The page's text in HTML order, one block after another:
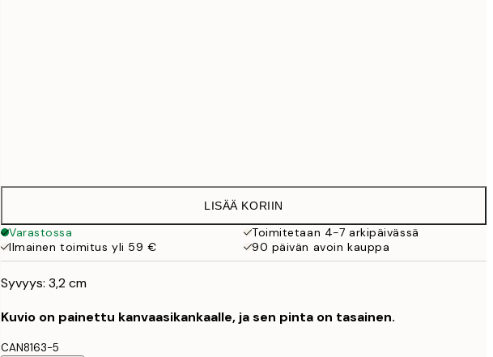
LISÄÄ KORIIN
Varastossa
Toimitetaan 4-7 arkipäivässä
Ilmainen toimitus yli 59 €
90 päivän avoin kauppa
Syvyys: 3,2 cm
Kuvio on painettu kanvaasikankaalle, ja sen pinta on tasainen.
CAN8163-5